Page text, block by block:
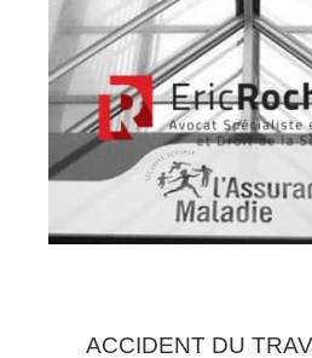
ACCIDENT DU